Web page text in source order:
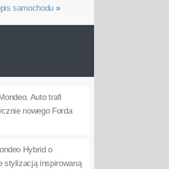
samochodu »
Auto trafi
nowego Forda
Hybrid o
stylizacją inspirowaną